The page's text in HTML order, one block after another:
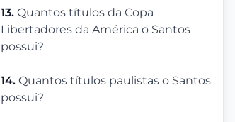
13. Quantos títulos da Copa
Libertadores da América o Santos
possui?
14. Quantos títulos paulistas o Santos
possui?